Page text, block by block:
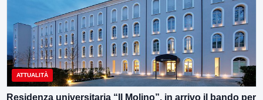
ATTUALITÀ
Residenza universitaria “Il Molino”, in arrivo il bando per